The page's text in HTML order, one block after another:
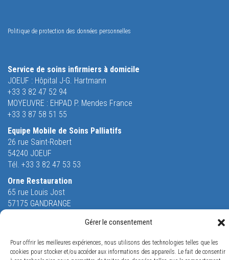
Gérer le consentement
Pour offrir les meilleures expériences, nous utilisons des technologies telles que les
cookies pour stocker et/ou accéder aux informations des appareils. Le fait de consentir
Politique de protection des données personnelles
Service de soins infirmiers à domicile
JOEUF : Hôpital J-G. Hartmann
+33 3 82 47 52 94
MOYEUVRE : EHPAD P. Mendes France
+33 3 87 58 51 55
Equipe Mobile de Soins Palliatifs
26 rue Saint-Robert
54240 JOEUF
Tél. +33 3 82 47 53 53
Orne Restauration
65 rue Louis Jost
57175 GANDRANGE
ConceptionVisiomedia